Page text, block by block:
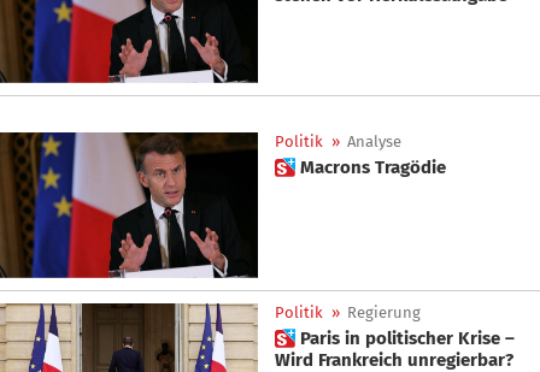
Politik » Analyse
 Macrons Tragödie
Politik » Regierung
 Paris in politischer Krise –
Wird Frankreich unregierbar?